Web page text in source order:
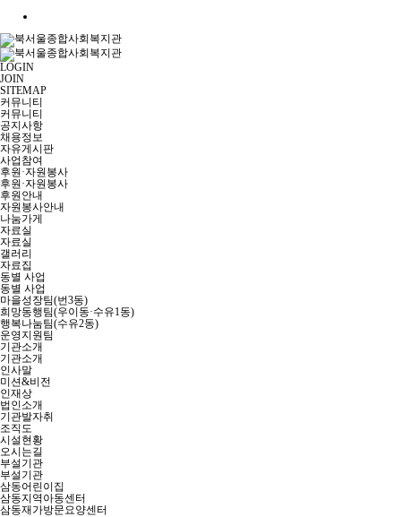
LOGIN
JOIN
SITEMAP
커뮤니티
커뮤니티
공지사항
채용정보
자유게시판
사업참여
후원·자원봉사
후원·자원봉사
후원안내
자원봉사안내
나눔가게
자료실
자료실
갤러리
자료집
동별 사업
동별 사업
마을성장팀(번3동)
희망동행팀(우이동·수유1동)
행복나눔팀(수유2동)
운영지원팀
기관소개
기관소개
인사말
미션&비전
인재상
법인소개
기관발자취
조직도
시설현황
오시는길
부설기관
부설기관
삼동어린이집
삼동지역아동센터
삼동재가방문요양센터